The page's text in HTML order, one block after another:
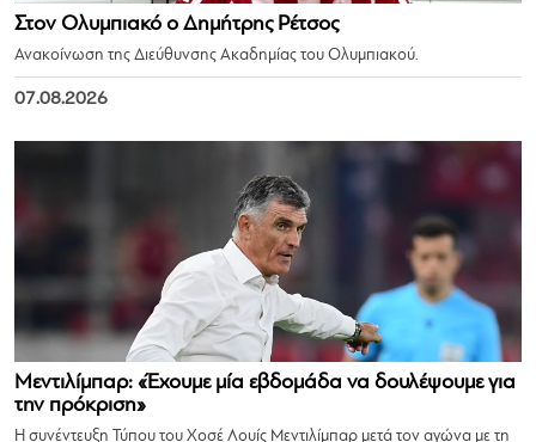
Στον Ολυμπιακό ο Δημήτρης Ρέτσος
Ανακοίνωση της Διεύθυνσης Ακαδημίας του Ολυμπιακού.
07.08.2026
Μεντιλίμπαρ: «Έχουμε μία εβδομάδα να δουλέψουμε για
την πρόκριση»
Η συνέντευξη Τύπου του Χοσέ Λουίς Μεντιλίμπαρ μετά τον αγώνα με τη